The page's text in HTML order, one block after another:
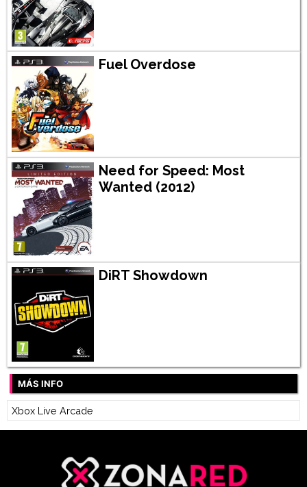
Fuel Overdose
Need for Speed: Most
Wanted (2012)
DiRT Showdown
MÁS INFO
Xbox Live Arcade